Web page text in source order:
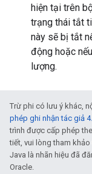
hiện tại trên
trạng thái tắt
này sẽ bị tắt
động hoặc
lượng.
Trừ phi có lưu ý khác,
phép ghi nhận tác giả
trình được cấp phép
tiết, vui lòng tham khảo
Java là nhãn hiệu đã
Oracle.